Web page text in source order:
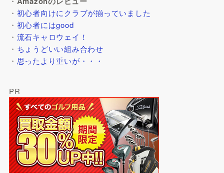
・ 初心者向けにクラブが揃っていました
・ 初心者にはgood
・ 流石キャロウェイ！
・ ちょうどいい組み合わせ
・ 思ったより重いが・・・
PR